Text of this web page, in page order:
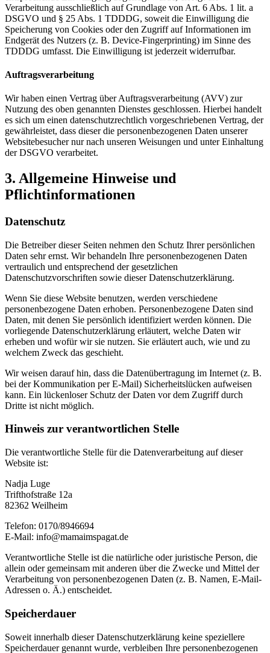
Verarbeitung ausschließlich auf Grundlage von Art. 6 Abs. 1 lit. a
DSGVO und § 25 Abs. 1 TDDDG, soweit die Einwilligung die
Speicherung von Cookies oder den Zugriff auf Informationen im
Endgerät des Nutzers (z. B. Device-Fingerprinting) im Sinne des
TDDDG umfasst. Die Einwilligung ist jederzeit widerrufbar.
Auftragsverarbeitung
Wir haben einen Vertrag über Auftragsverarbeitung (AVV) zur
Nutzung des oben genannten Dienstes geschlossen. Hierbei handelt
es sich um einen datenschutzrechtlich vorgeschriebenen Vertrag, der
gewährleistet, dass dieser die personenbezogenen Daten unserer
Websitebesucher nur nach unseren Weisungen und unter Einhaltung
der DSGVO verarbeitet.
3. Allgemeine Hinweise und
Pflichtinformationen
Datenschutz
Die Betreiber dieser Seiten nehmen den Schutz Ihrer persönlichen
Daten sehr ernst. Wir behandeln Ihre personenbezogenen Daten
vertraulich und entsprechend der gesetzlichen
Datenschutzvorschriften sowie dieser Datenschutzerklärung.
Wenn Sie diese Website benutzen, werden verschiedene
personenbezogene Daten erhoben. Personenbezogene Daten sind
Daten, mit denen Sie persönlich identifiziert werden können. Die
vorliegende Datenschutzerklärung erläutert, welche Daten wir
erheben und wofür wir sie nutzen. Sie erläutert auch, wie und zu
welchem Zweck das geschieht.
Wir weisen darauf hin, dass die Datenübertragung im Internet (z. B.
bei der Kommunikation per E-Mail) Sicherheitslücken aufweisen
kann. Ein lückenloser Schutz der Daten vor dem Zugriff durch
Dritte ist nicht möglich.
Hinweis zur verantwortlichen Stelle
Die verantwortliche Stelle für die Datenverarbeitung auf dieser
Website ist:
Nadja Luge
Trifthofstraße 12a
82362 Weilheim
Telefon: 0170/8946694
E-Mail: info@mamaimspagat.de
Verantwortliche Stelle ist die natürliche oder juristische Person, die
allein oder gemeinsam mit anderen über die Zwecke und Mittel der
Verarbeitung von personenbezogenen Daten (z. B. Namen, E-Mail-
Adressen o. Ä.) entscheidet.
Speicherdauer
Soweit innerhalb dieser Datenschutzerklärung keine speziellere
Speicherdauer genannt wurde, verbleiben Ihre personenbezogenen